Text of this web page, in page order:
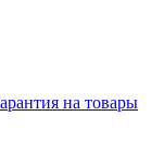
на товары